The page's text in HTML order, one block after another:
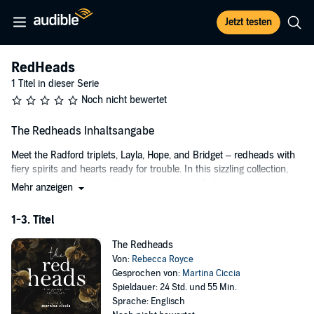
Jetzt testen
RedHeads
1 Titel in dieser Serie
Noch nicht bewertet
The Redheads Inhaltsangabe
Meet the Radford triplets, Layla, Hope, and Bridget – redheads with
fiery spirits and hearts ready for trouble. In this sizzling collection,
each sister finds love in the most unexpected places.
landing straight into the arms of the intriguing Zeke Scott. It's all
Then there's Hope, juggling a temp job and a tumultuous love affair
with hunky chef Max Broadley. Their hot-and-heavy connection
takes a nosedive thanks to a little mishap, turning up the heat for a
second chance at love.
Mehr anzeigen
1-3. Titel
The Redheads
Von: Rebecca Royce
Gesprochen von: Martina Ciccia
Spieldauer: 24 Std. und 55 Min.
Sprache: Englisch